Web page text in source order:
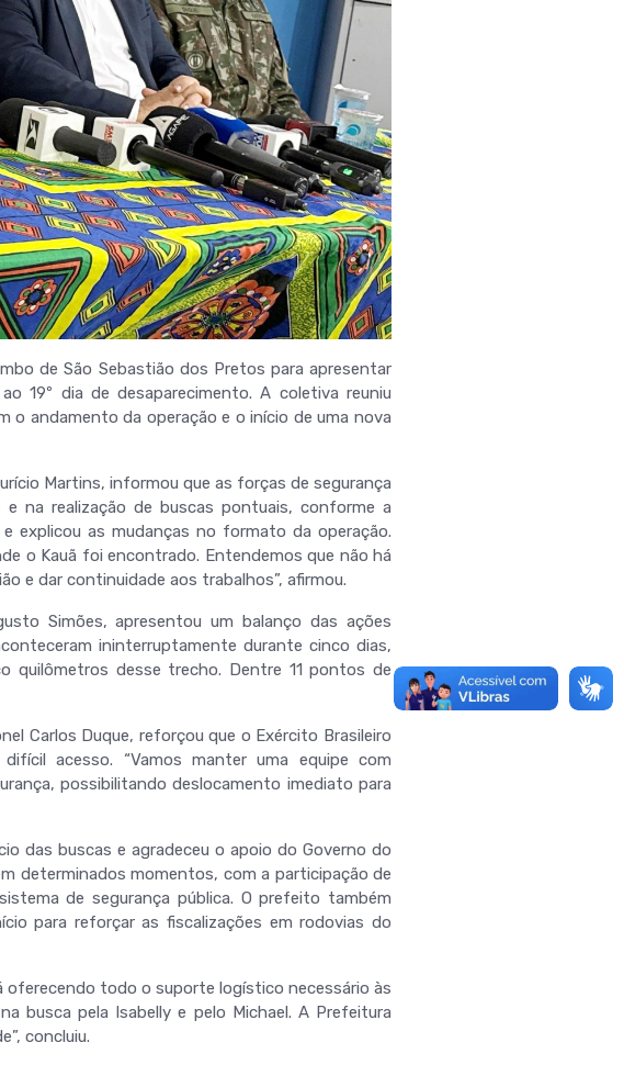
de São Sebastião dos Pretos para apresentar
19º dia de desaparecimento. A coletiva reuniu
o andamento da operação e o início de uma nova
Martins, informou que as forças de segurança
na realização de buscas pontuais, conforme a
explicou as mudanças no formato da operação.
o Kauã foi encontrado. Entendemos que não há
e dar continuidade aos trabalhos”, afirmou.
Simões, apresentou um balanço das ações
ininterruptamente durante cinco dias,
quilômetros desse trecho. Dentre 11 pontos de
Carlos Duque, reforçou que o Exército Brasileiro
acesso. “Vamos manter uma equipe com
possibilitando deslocamento imediato para
das buscas e agradeceu o apoio do Governo do
determinados momentos, com a participação de
de segurança pública. O prefeito também
para reforçar as fiscalizações em rodovias do
oferecendo todo o suporte logístico necessário às
busca pela Isabelly e pelo Michael. A Prefeitura
concluiu.